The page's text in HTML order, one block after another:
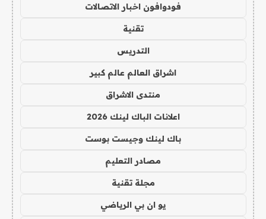
فودوافون اخبار الاتصالات
تقنية
التدريس
اشراق العالم عالم كبير
منتدى الاشراق
اعلانات الباك لينك 2026
باك لينك وجيست بوست
مصادر التعليم
مجلة تقنية
يو ان بي الرياضي